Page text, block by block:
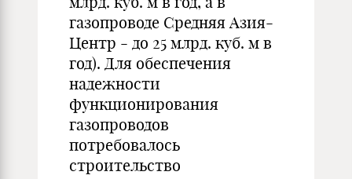
газопроводе Средняя Азия-
Центр - до 25 млрд. куб. м в
год). Для обеспечения
надежности
функционирования
газопроводов
потребовалось
строительство